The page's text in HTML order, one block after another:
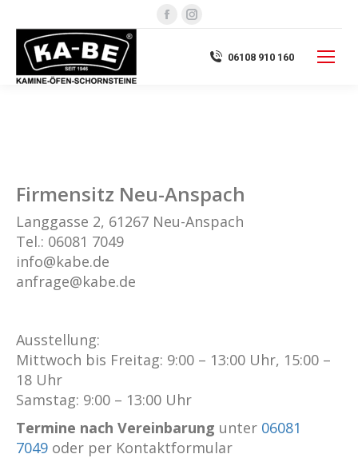
Facebook
Instagram
opens06108 910 160
Firmensitz Neu-Anspach
Langgasse 2, 61267 Neu-Anspach
Tel.: 06081 7049
info@kabe.de
anfrage@kabe.de
Ausstellung:
Mittwoch bis Freitag: 9:00 – 13:00 Uhr, 15:00 –
18 Uhr
Samstag: 9:00 – 13:00 Uhr
Termine nach Vereinbarung unter 06081
7049 oder per Kontaktformular